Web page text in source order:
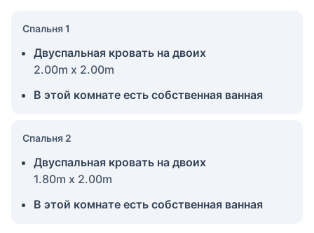
Спальня 1
Двуспальная кровать на двоих
2.00m x 2.00m
В этой комнате есть собственная ванная
Спальня 2
Двуспальная кровать на двоих
1.80m x 2.00m
В этой комнате есть собственная ванная